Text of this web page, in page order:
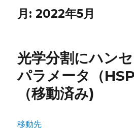
月:2022年5月
光学分割にハン
パラメータ（
（移動済み)
移動先